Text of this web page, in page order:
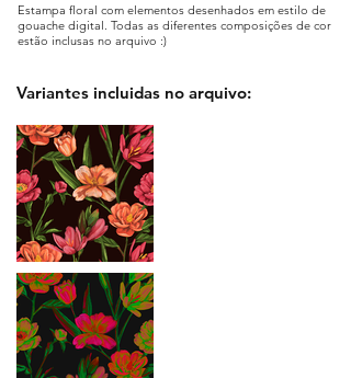
Estampa floral com elementos desenhados em estilo de
gouache digital. Todas as diferentes composições de cor
estão inclusas no arquivo :)
Variantes incluidas no arquivo: